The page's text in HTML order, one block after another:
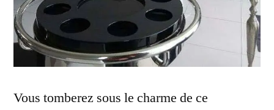
Vous tomberez sous le charme de ce